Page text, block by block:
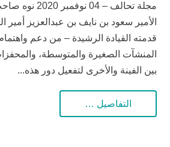
مجلة تحالف – 04
الأمير سعود بن نايف بن عبدالعزيز أمير
قدمته القيادة الرشيدة – من دعم
المنشآت الصغيرة والمتوسطة،
بين الفينة والأخرى لتفعيل دور هذه...
التفاصيل …